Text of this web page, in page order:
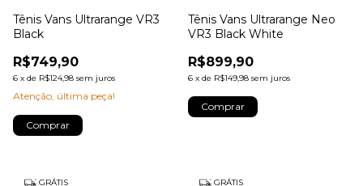
Tênis Vans Ultrarange VR3
Black
R$749,90
6 x de R$124,98 sem juros
Atenção, última peça!
Comprar
Tênis Vans Ultrarange Neo
VR3 Black White
R$899,90
6 x de R$149,98 sem juros
Comprar
GRÁTIS GRÁTIS